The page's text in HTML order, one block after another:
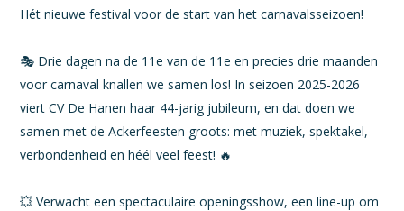
Hét nieuwe festival voor de start van het carnavalsseizoen!
🎭 Drie dagen na de 11e van de 11e en precies drie maanden
voor carnaval knallen we samen los! In seizoen 2025-2026
viert CV De Hanen haar 44-jarig jubileum, en dat doen we
samen met de Ackerfeesten groots: met muziek, spektakel,
verbondenheid en héél veel feest! 🔥
💥 Verwacht een spectaculaire openingsshow, een line-up om